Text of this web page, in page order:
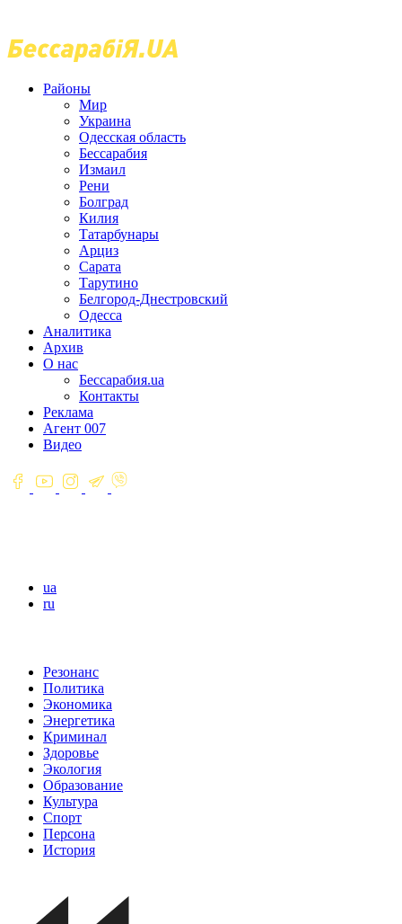
Районы
Мир
Украина
Одесская область
Бессарабия
Измаил
Рени
Болград
Килия
Татарбунары
Арциз
Сарата
Тарутино
Белгород-Днестровский
Одесса
Аналитика
Архив
О нас
Бессарабия.ua
Контакты
Реклама
Агент 007
Видео
ua
ru
Резонанс
Политика
Экономика
Энергетика
Криминал
Здоровье
Экология
Образование
Культура
Спорт
Персона
История